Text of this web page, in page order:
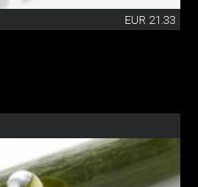
EUR 21.33